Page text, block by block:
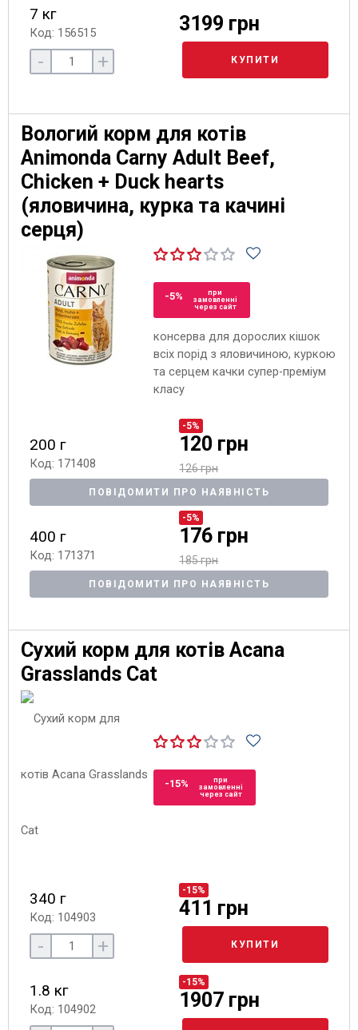
7 кг
Код: 156515 3199 грн
- + КУПИТИ
Вологий корм для котів
Animonda Carny Adult Beef,
Chicken + Duck hearts
(яловичина, курка та качині
серця)
-5%
при
замовленні
через сайт
консерва для дорослих кішок
всіх порід з яловичиною, куркою
та серцем качки супер-преміум
класу
200 г
Код: 171408
-5%
120 грн
126 грн
ПОВІДОМИТИ ПРО НАЯВНІСТЬ
400 г
Код: 171371
-5%
176 грн
185 грн
ПОВІДОМИТИ ПРО НАЯВНІСТЬ
Сухий корм для котів Acana
Grasslands Cat
-15%
при
замовленні
через сайт
340 г
Код: 104903
-15%
411 грн
- + КУПИТИ
1.8 кг
Код: 104902
-15%
1907 грн